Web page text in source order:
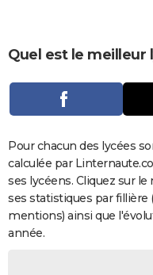
Dictionnaire
Biographies
Expressions
Proverbes
PROGRAMME TV
COPAINS D'AVANT
S'inscrire
Se connecter
Lycées
Collèges
Primaires
Universités
Entreprises
Service militaire
Avis de recherche
AVIS DE DÉCÈS
FORUM
Bricolage
Lifestyle
Culture
Sport
Auto
Television
Voyage
Cinema
Quel est le meilleur
Pour chacun des lycées
calculée par
ses lycéens. Cliquez sur
ses statistiques par fillière
mentions) ainsi que
année.